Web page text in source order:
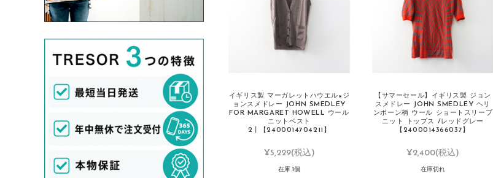
イギリス製 マーガレットハウエル×ジ
ョンスメドレー JOHN SMEDLEY
FOR MARGARET HOWELL ウール
ニットベスト
2┃【2400014704211】
¥5,229(税込)
在庫 1個
【サマーセール】イギリス製 ジョン
スメドレー JOHN SMEDLEY ヘリ
ンボーン柄 ウール ショートスリーブ
ニット トップス /レッドグレー
【2400014366037】
¥2,400(税込)
在庫切れ
Dr.Martens/ドクターマーチン
Dsquared2/ディースクエアード
ENFOLD/エンフォルド
ENGINEERED GARMENTS/エンジニア
ドガーメンツ